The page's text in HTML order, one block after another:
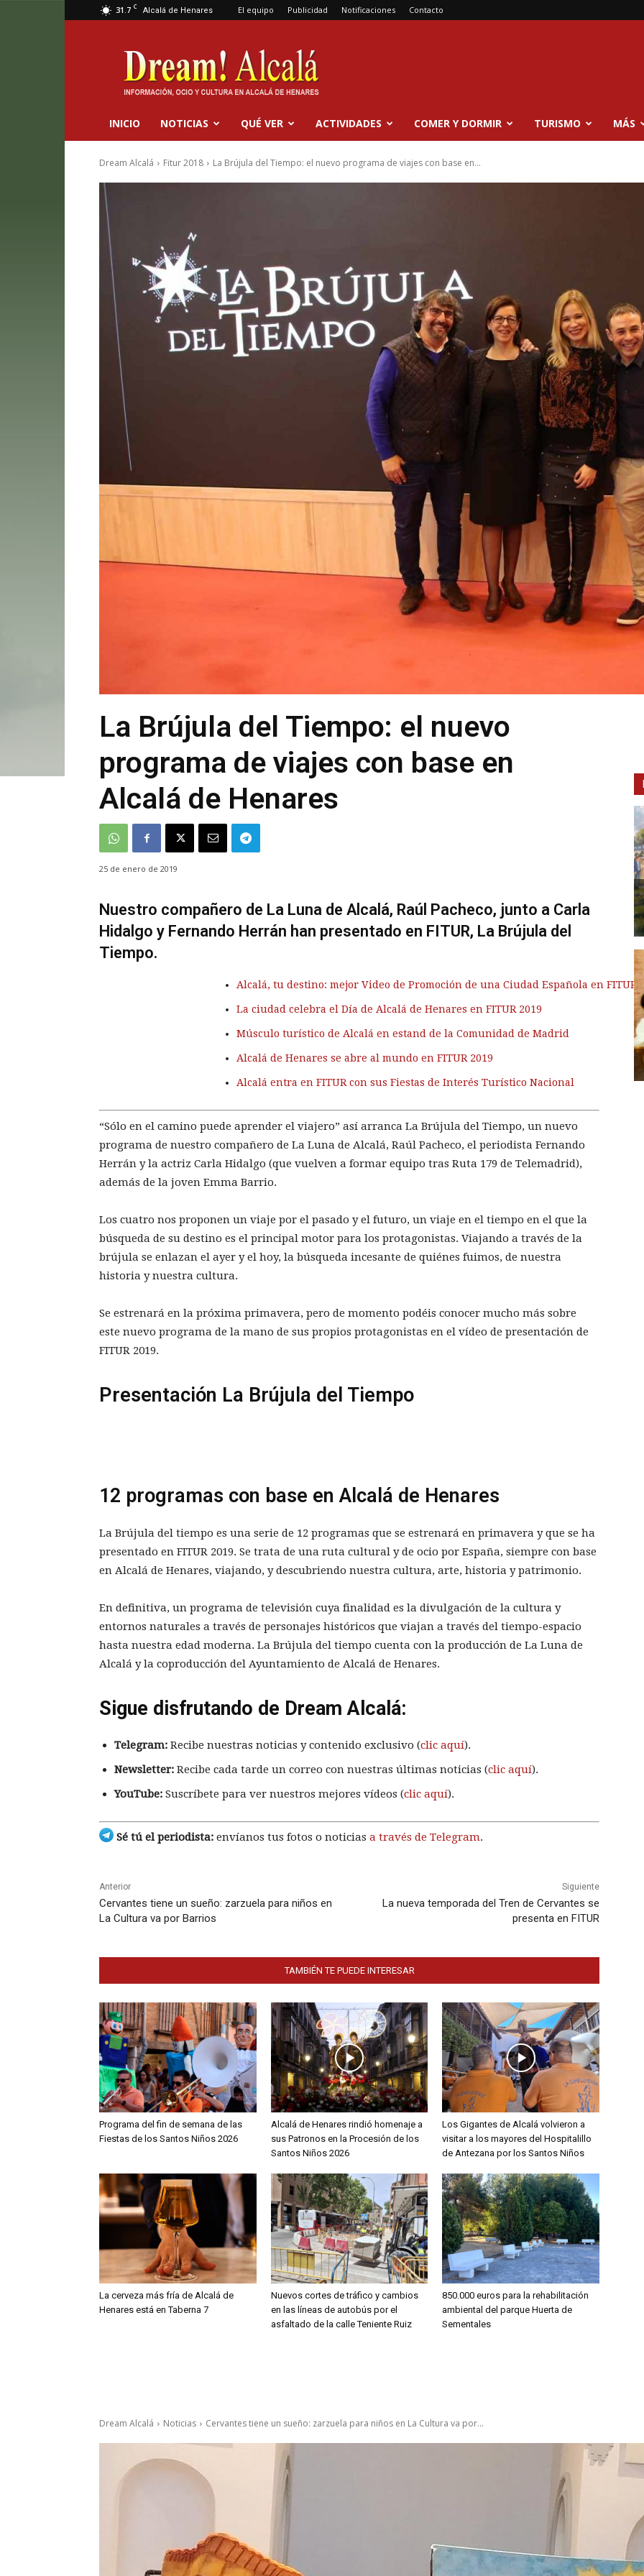
31.7 C Alcalá de Henares El equipo Publicidad Notificaciones Contacto
Dream
Alcalá
INICIO NOTICIAS QUÉ VER ACTIVIDADES COMER Y DORMIR TURISMO MÁS
Dream Alcalá Fitur 2018 La Brújula del Tiempo: el nuevo programa de viajes con base en...
La Brújula del Tiempo: el nuevo
programa de viajes con base en
Alcalá de Henares
25 de enero de 2019
Nuestro compañero de La Luna de Alcalá, Raúl Pacheco, junto a Carla
Hidalgo y Fernando Herrán han presentado en FITUR, La Brújula del
Tiempo.
Alcalá, tu destino: mejor Video de Promoción de una Ciudad Española en FITUR
La ciudad celebra el Día de Alcalá de Henares en FITUR 2019
Músculo turístico de Alcalá en estand de la Comunidad de Madrid
Alcalá de Henares se abre al mundo en FITUR 2019
Alcalá entra en FITUR con sus Fiestas de Interés Turístico Nacional
“Sólo en el camino puede aprender el viajero” así arranca La Brújula del Tiempo, un nuevo
programa de nuestro compañero de La Luna de Alcalá, Raúl Pacheco, el periodista Fernando
Herrán y la actriz Carla Hidalgo (que vuelven a formar equipo tras Ruta 179 de Telemadrid),
además de la joven Emma Barrio.
Los cuatro nos proponen un viaje por el pasado y el futuro, un viaje en el tiempo en el que la
búsqueda de su destino es el principal motor para los protagonistas. Viajando a través de la
brújula se enlazan el ayer y el hoy, la búsqueda incesante de quiénes fuimos, de nuestra
historia y nuestra cultura.
Se estrenará en la próxima primavera, pero de momento podéis conocer mucho más sobre
este nuevo programa de la mano de sus propios protagonistas en el vídeo de presentación de
FITUR 2019.
Presentación La Brújula del Tiempo
12 programas con base en Alcalá de Henares
La Brújula del tiempo es una serie de 12 programas que se estrenará en primavera y que se ha
presentado en FITUR 2019. Se trata de una ruta cultural y de ocio por España, siempre con base
en Alcalá de Henares, viajando, y descubriendo nuestra cultura, arte, historia y patrimonio.
En definitiva, un programa de televisión cuya finalidad es la divulgación de la cultura y
entornos naturales a través de personajes históricos que viajan a través del tiempo-espacio
hasta nuestra edad moderna. La Brújula del tiempo cuenta con la producción de La Luna de
Alcalá y la coproducción del Ayuntamiento de Alcalá de Henares.
Sigue disfrutando de Dream Alcalá:
Telegram: Recibe nuestras noticias y contenido exclusivo (clic aquí).
Newsletter: Recibe cada tarde un correo con nuestras últimas noticias (clic aquí).
YouTube: Suscríbete para ver nuestros mejores vídeos (clic aquí).
Sé tú el periodista: envíanos tus fotos o noticias a través de Telegram.
Anterior
Cervantes tiene un sueño: zarzuela para niños en
La Cultura va por Barrios
Siguiente
La nueva temporada del Tren de Cervantes se
presenta en FITUR
TAMBIÉN TE PUEDE INTERESAR
Programa del fin de semana de las
Fiestas de los Santos Niños 2026
Alcalá de Henares rindió homenaje a
sus Patronos en la Procesión de los
Santos Niños 2026
Los Gigantes de Alcalá volvieron a
visitar a los mayores del Hospitalillo
de Antezana por los Santos Niños
La cerveza más fría de Alcalá de
Henares está en Taberna 7
Nuevos cortes de tráfico y cambios
en las líneas de autobús por el
asfaltado de la calle Teniente Ruiz
850.000 euros para la rehabilitación
ambiental del parque Huerta de
Sementales